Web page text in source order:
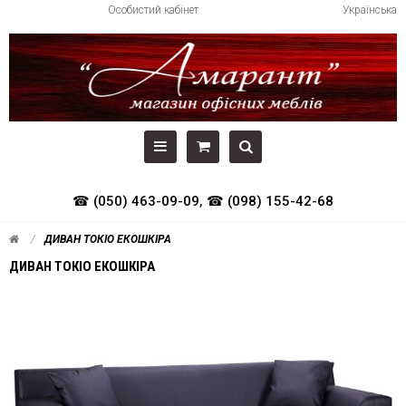
Українська
Особистий кабінет
☎ (050) 463-09-09, ☎ (098) 155-42-68
ДИВАН ТОКІО ЕКОШКІРА
ДИВАН ТОКІО ЕКОШКІРА